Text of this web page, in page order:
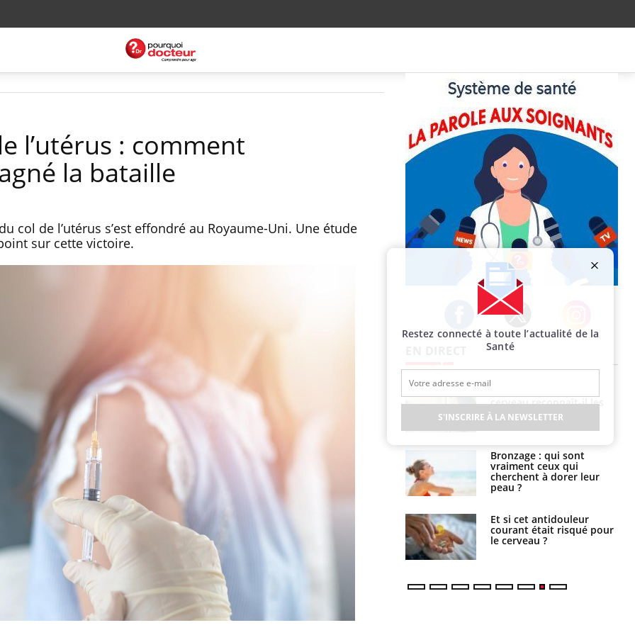
l’utérus : comment
la bataille
col de l’utérus s’est effondré au Royaume-Uni. Une étude
sur cette victoire.
Facebook Twitter Instagram
Insuffisance cardiaque :
comment mieux la
prévenir
Le décalage des horaires
d'été : quel impact sur le
sommeil ?
Grossesse : ces polluants
pourraient influencer le
poids des enfants
cerveau reconnaît-il les
visages autrement ?
Bronzage : qui sont
vraiment ceux qui
cherchent à dorer leur
peau ?
Et si cet antidouleur
courant était risqué pour
le cerveau ?
psychothérapie est
efficace ?
Un environnement
instable durant l’enfance
peut-il impacter la santé
mentale ?
Douleurs abdominales,
nausées : comment
traiter ?
Restez connecté à toute l’actualité de la
Santé
S'INSCRIRE À LA NEWSLETTER